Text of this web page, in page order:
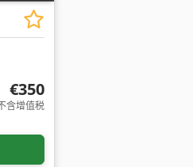
€350
含增值税